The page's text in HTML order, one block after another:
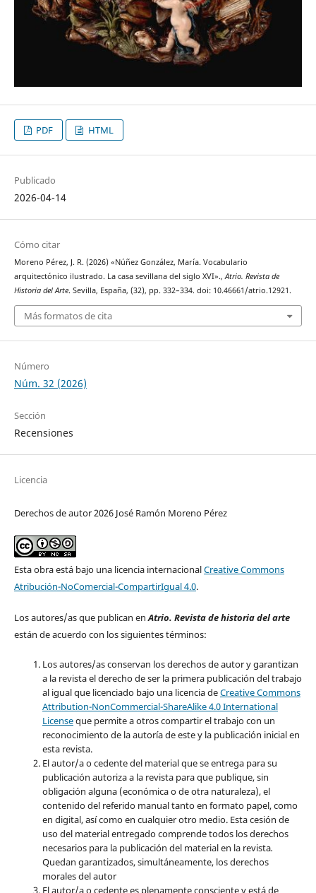
PDF HTML
Publicado
2026-04-14
Cómo citar
Moreno Pérez, J. R. (2026) «Núñez González, María. Vocabulario
arquitectónico ilustrado. La casa sevillana del siglo XVI».,Atrio. Revista de
Historia del Arte. Sevilla, España, (32), pp. 332–334. doi: 10.46661/atrio.12921.
Más formatos de cita
Número
Núm. 32 (2026)
Sección
Recensiones
Licencia
Derechos de autor 2026 José Ramón Moreno Pérez
Esta obra está bajo una licencia internacionalCreative Commons
Atribución-NoComercial-CompartirIgual 4.0.
Los autores/as que publican enAtrio. Revista de historia del arte
están de acuerdo con los siguientes términos:
Los autores/as conservan los derechos de autor y garantizan
a la revista el derecho de ser la primera publicación del trabajo
al igual que licenciado bajo una licencia deCreative Commons
Attribution-NonCommercial-ShareAlike 4.0 International
Licenseque permite a otros compartir el trabajo con un
reconocimiento de la autoría de este y la publicación inicial en
esta revista.
El autor/a o cedente del material que se entrega para su
publicación autoriza a la revista para que publique, sin
obligación alguna (económica o de otra naturaleza), el
contenido del referido manual tanto en formato papel, como
en digital, así como en cualquier otro medio. Esta cesión de
uso del material entregado comprende todos los derechos
necesarios para la publicación del material en la revista.
Quedan garantizados, simultáneamente, los derechos
morales del autor
El autor/a o cedente es plenamente consciente y está de